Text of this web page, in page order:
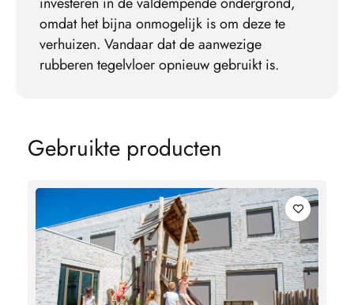
omdat het bijna onmogelijk is om deze te
verhuizen. Vandaar dat de aanwezige
rubberen tegelvloer opnieuw gebruikt is.
Gebruikte producten